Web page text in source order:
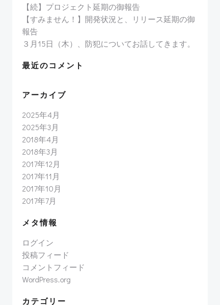
【続】プロジェクト延期の御報告
【すみません！】開発状況と、リリース延期の御
報告
３月15日（木）、防犯についてお話してきます。
最近のコメント
アーカイブ
2025年4月
2025年3月
2018年4月
2018年3月
2017年12月
2017年11月
2017年10月
2017年7月
メタ情報
ログイン
投稿フィード
コメントフィード
WordPress.org
カテゴリー